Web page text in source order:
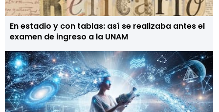
En estadio y con tablas: así se realizaba antes el
examen de ingreso a la UNAM